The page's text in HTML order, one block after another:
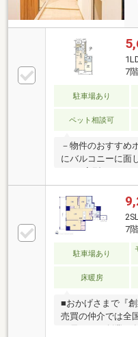
7
駐車場あり
ペット相談可
－物件のおすすめ
にバルコニーに面
ンシェルジュ常駐
置・ペット飼育
ム内容【交換】キ
り、全居室クロス
境・大宮高島屋
いたま下町3丁目
探しをお手伝い
ご相談はお気軽に
7
駐車場あり
床暖房
■おかげさまで『
売買の仲介では全